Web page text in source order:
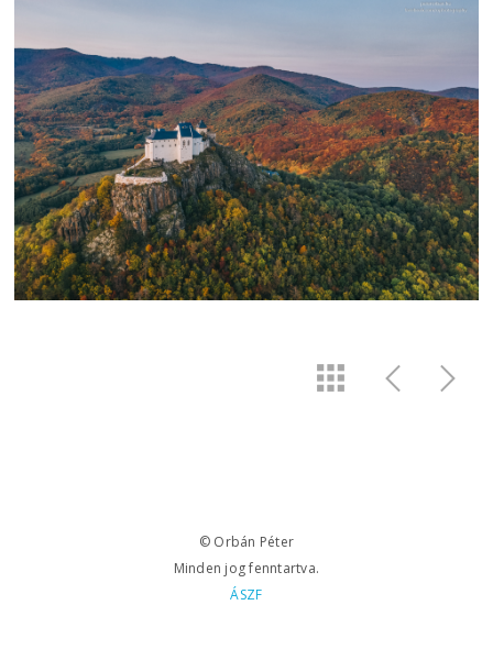
© Orbán Péter
Minden jog fenntartva.
ÁSZF